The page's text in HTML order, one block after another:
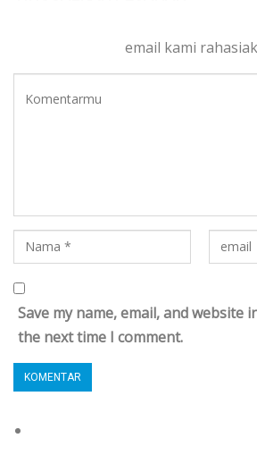
email kami
Save my name, email, and website
the next time I comment.